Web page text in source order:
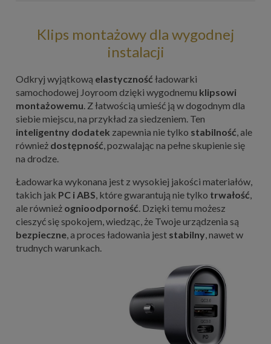
Klips montażowy dla wygodnej
instalacji
Odkryj wyjątkową elastyczność ładowarki
samochodowej Joyroom dzięki wygodnemu klipsowi
montażowemu. Z łatwością umieść ją w dogodnym dla
siebie miejscu, na przykład za siedzeniem. Ten
inteligentny dodatek zapewnia nie tylko stabilność, ale
również dostępność, pozwalając na pełne skupienie się
na drodze.
Ładowarka wykonana jest z wysokiej jakości materiałów,
takich jak PC i ABS, które gwarantują nie tylko trwałość,
ale również ognioodporność. Dzięki temu możesz
cieszyć się spokojem, wiedząc, że Twoje urządzenia są
bezpieczne, a proces ładowania jest stabilny, nawet w
trudnych warunkach.